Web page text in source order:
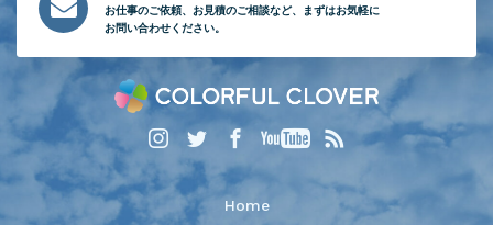
お仕事のご依頼、 お見積のご相談など、
まずはお気軽に
お問い合わせください。
Home